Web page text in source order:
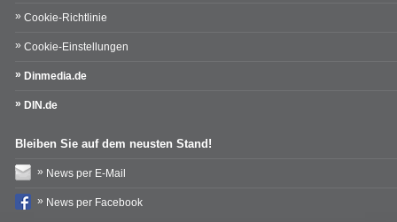
Cookie-Richtlinie
Cookie-Einstellungen
Dinmedia.de
DIN.de
Bleiben Sie auf dem neusten Stand!
News per E-Mail
News per Facebook